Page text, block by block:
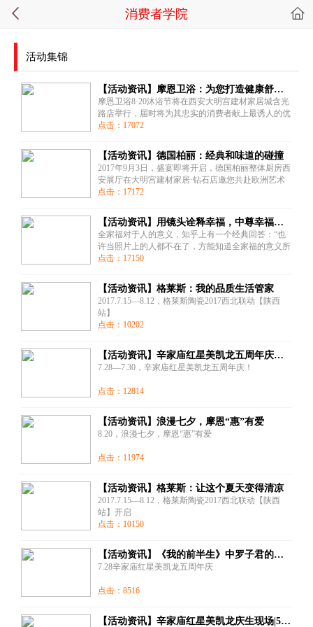
消费者学院
活动集锦
【活动资讯】摩恩卫浴：为您打造健康舒适的体验
摩恩卫浴8·20沐浴节将在西安大明宫建材家居城含光
路店举行，届时将为其忠实的消费者献上最诱人的优
惠。
点击：17072
【活动资讯】德国柏丽：经典和味道的碰撞
2017年9月3日，盛宴即将开启，德国柏丽整体厨房西
安展厅在大明宫建材家居·钻石店邀您共赴欧洲艺术
设计文化之旅。
点击：17172
【活动资讯】用镜头诠释幸福，中尊幸福生活馆
全家福对于人的意义，知乎上有一个经典回答：“也
许当照片上的人都不在了，方能知道全家福的意义所
在”。中尊幸福生活馆首届“全家福”摄影艺术节免费
点击：17150
【活动资讯】格莱斯：我的品质生活管家
2017.7.15—8.12，格莱斯陶瓷2017西北联动【陕西
站】
点击：10202
【活动资讯】辛家庙红星美凯龙五周年庆——家
7.28—7.30，辛家庙红星美凯龙五周年庆！
点击：12814
【活动资讯】浪漫七夕，摩恩“惠”有爱
8.20，浪漫七夕，摩恩“惠”有爱
点击：11974
【活动资讯】格莱斯：让这个夏天变得清凉
2017.7.15—8.12，格莱斯陶瓷2017西北联动【陕西
站】开启
点击：10150
【活动资讯】《我的前半生》中罗子君的新家真
7.28辛家庙红星美凯龙五周年庆
点击：8516
【活动资讯】辛家庙红星美凯龙庆生现场|500件尖